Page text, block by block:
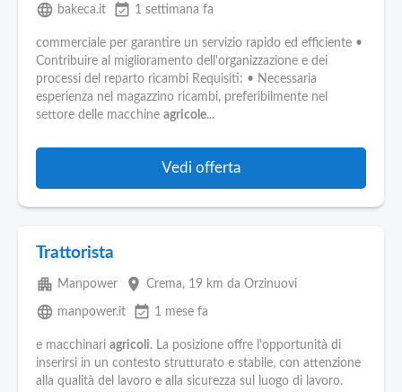
language bakeca.it event_available 1 settimana fa
commerciale per garantire un servizio rapido ed efficiente •
Contribuire al miglioramento dell'organizzazione e dei
processi del reparto ricambi Requisiti: • Necessaria
esperienza nel magazzino ricambi, preferibilmente nel
settore delle macchine agricole...
Vedi offerta
Trattorista
apartment Manpower place Crema, 19 km da Orzinuovi
language manpower.it event_available 1 mese fa
e macchinari agricoli. La posizione offre l'opportunità di
inserirsi in un contesto strutturato e stabile, con attenzione
alla qualità del lavoro e alla sicurezza sul luogo di lavoro.